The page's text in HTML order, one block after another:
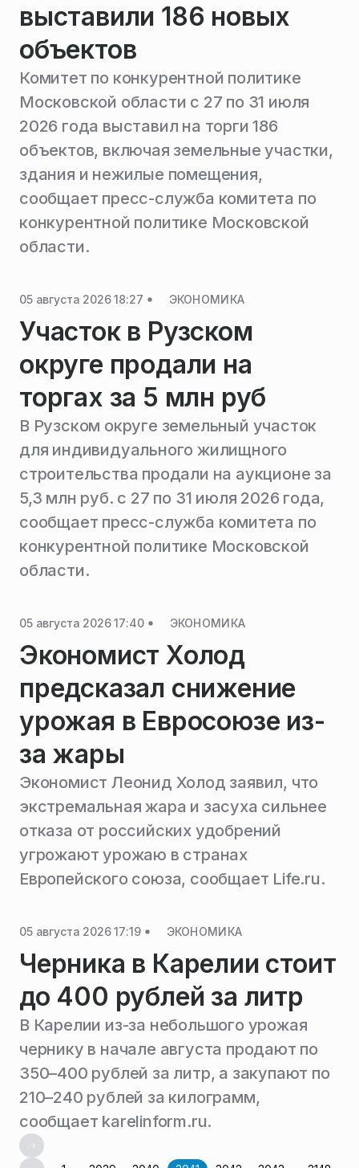
выставили 186 новых
объектов
Комитет по конкурентной политике
Московской области с 27 по 31 июля
2026 года выставил на торги 186
объектов, включая земельные участки,
здания и нежилые помещения,
сообщает пресс-служба комитета по
конкурентной политике Московской
области.
05 августа 2026 18:27 ЭКОНОМИКА
Участок в Рузском
округе продали на
торгах за 5 млн руб
В Рузском округе земельный участок
для индивидуального жилищного
строительства продали на аукционе за
5,3 млн руб. с 27 по 31 июля 2026 года,
сообщает пресс-служба комитета по
конкурентной политике Московской
области.
05 августа 2026 17:40 ЭКОНОМИКА
Экономист Холод
предсказал снижение
урожая в Евросоюзе из-
за жары
Экономист Леонид Холод заявил, что
экстремальная жара и засуха сильнее
отказа от российских удобрений
угрожают урожаю в странах
Европейского союза, сообщает Life.ru.
05 августа 2026 17:19 ЭКОНОМИКА
Черника в Карелии стоит
до 400 рублей за литр
В Карелии из-за небольшого урожая
чернику в начале августа продают по
350–400 рублей за литр, а закупают по
210–240 рублей за килограмм,
сообщает karelinform.ru.